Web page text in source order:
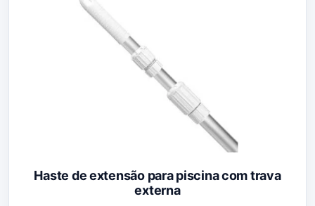
Haste de extensão para piscina com trava
externa